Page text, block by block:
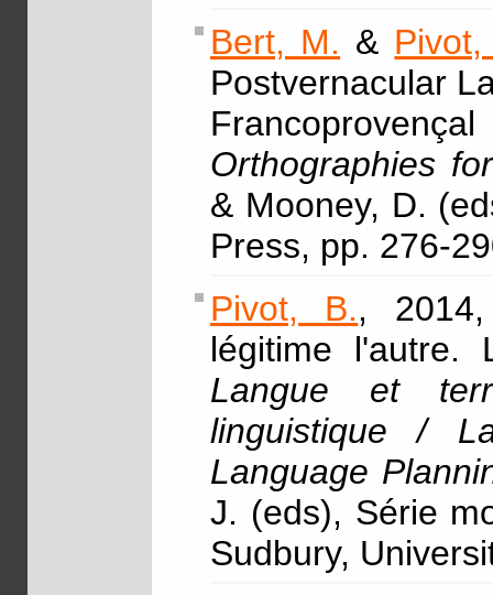
Bert, M. &
Postvernacular
Orthographies
& Mooney, D.
Press, pp. 276-
Pivot, B.,
légitime l'autre.
Langue et
linguistique /
Language
J. (eds), Série
Sudbury,